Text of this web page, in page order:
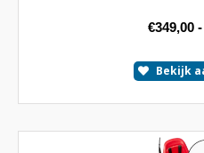
€349,00 -
Bekijk